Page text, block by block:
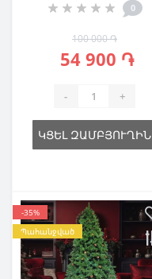
0
100 000 ֏
54 900 ֏
- +
ԿՑԵԼ ԶԱՄԲՅՈՒՂԻՆ
-35%
Պահանջված